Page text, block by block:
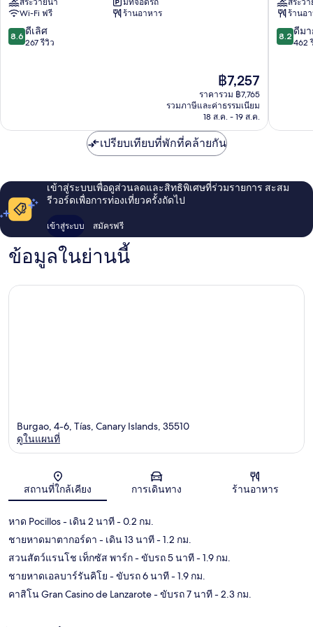
Tías
Wi-Fi ฟรี
ร้านอาหาร
8.6
จาก
8.6 ดีเลิศ
267 รีวิว
ราคา
ปัจจุบัน
คือ
฿7,257
฿7,257
ราคารวม ฿7,765
รวมภาษีและค่าธรรมเนียม
18 ส.ค. - 19 ส.ค.
โอ
ลิ
วินา-
ออล
ร้านอ
8.2
จาก
8.2 ดีม
462
เปรียบเทียบที่พักที่คล้ายกัน
เข้าสู่ระบบเพื่อดูส่วนลดและสิทธิพิเศษที่ร่วมรายการ สะสม
รีวอร์ดเพื่อการท่องเที่ยวครั้งถัดไป
เข้าสู่ระบบ สมัครฟรี
ข้อมูลในย่านนี้
แผนที่
Burgao, 4-6, Tías, Canary Islands, 35510
ดูในแผนที่
สถานที่ใกล้เคียง การเดินทาง ร้านอาหาร
หาด Pocillos- เดิน 2 นาที- 0.2 กม.
ชายหาดมาตากอร์ดา - เดิน 13 นาที- 1.2 กม.
สวนสัตว์แรนโช เท็กซัส พาร์ก- ขับรถ 5 นาที- 1.9 กม.
ชายหาดเอลบาร์รันคิโย - ขับรถ 6 นาที- 1.9 กม.
คาสิโน Gran Casino de Lanzarote- ขับรถ 7 นาที- 2.3 กม.